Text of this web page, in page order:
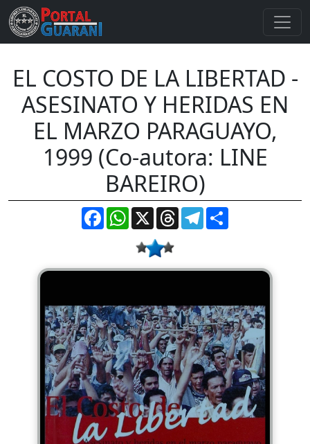
EL COSTO DE LA LIBERTAD -
ASESINATO Y HERIDAS EN
EL MARZO PARAGUAYO,
1999 (Co-autora: LINE
BAREIRO)
FacebookWhatsApp
X ThreadsTelegram